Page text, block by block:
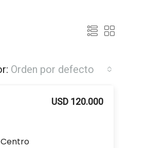
Orden por defecto
USD 120.000